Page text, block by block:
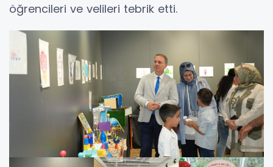
öğrencileri ve velileri tebrik etti.